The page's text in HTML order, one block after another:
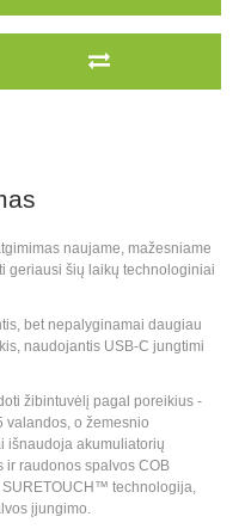
naujame, mažesniame
geriausi šių laikų technologiniai
bet nepalyginamai daugiau
naudojantis USB-C jungtimi
žibintuvėlį pagal poreikius -
valandos, o žemesnio
išnaudoja akumuliatorių
ir raudonos spalvos COB
technologija,
įjungimo.